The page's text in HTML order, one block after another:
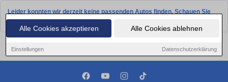
Alle Cookies akzeptieren Alle Cookies ablehnen
Einstellungen Datenschutzerklärung
Leider konnten wir derzeit keine passenden Autos finden. Schauen Sie
bald wieder vorbei!